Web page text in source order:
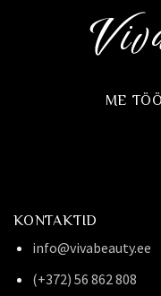
KONTAKTID
info@vivabeauty.ee
(+372) 56 862 808
ME